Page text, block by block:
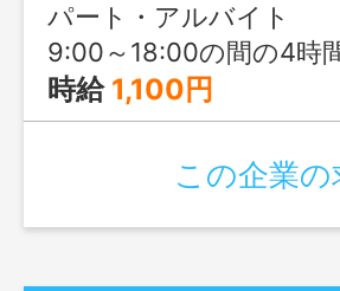
パート・アルバイト
9:00～18:00の間の4時間〜 ※短時
時給 1,100円
この企業